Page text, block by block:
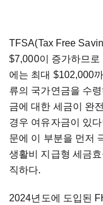
TFSA(Tax Free
$7,000이 증가하므
에는 최대 $102,000
류의 국가연금을 수
금에 대한 세금이 완
경우 여유자금이 있
문에 이 부분을 먼저
생활비 지급형 세금
직하다.
2024년도에 도입된